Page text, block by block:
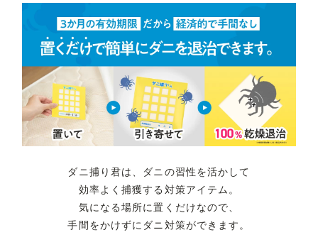
ダニ捕り君は、ダニの習性を活かして
効率よく捕獲する対策アイテム。
気になる場所に置くだけなので、
手間をかけずにダニ対策ができます。